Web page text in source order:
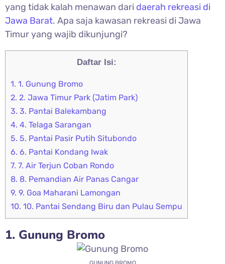
yang tidak kalah menawan dari daerah rekreasi di
Jawa Barat. Apa saja kawasan rekreasi di Jawa
Timur yang wajib dikunjungi?
Daftar Isi:
1. 1. Gunung Bromo
2. 2. Jawa Timur Park (Jatim Park)
3. 3. Pantai Balekambang
4. 4. Telaga Sarangan
5. 5. Pantai Pasir Putih Situbondo
6. 6. Pantai Kondang Iwak
7. 7. Air Terjun Coban Rondo
8. 8. Pemandian Air Panas Cangar
9. 9. Goa Maharani Lamongan
10. 10. Pantai Sendang Biru dan Pulau Sempu
1. Gunung Bromo